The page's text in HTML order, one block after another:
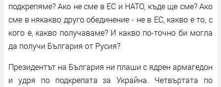
подкрепяме? Ако не сме в ЕС и НАТО, къде ще сме? Ако
сме в някакво друго обединение - не в ЕС, какво е то, с
кого е, какво получаваме? И какво по-точно би могла
да получи България от Русия?
Президентът на България ни плаши с ядрен армагедон
и удря по подкрепата за Украйна. Четвъртата по